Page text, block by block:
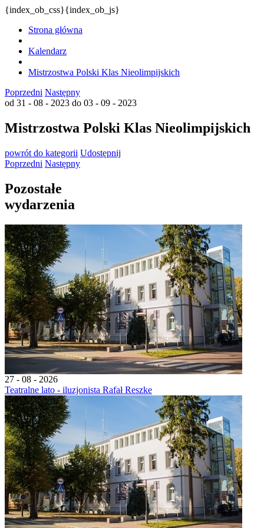
{index_ob_css}{index_ob_js}
Strona główna
Kalendarz
Mistrzostwa Polski Klas Nieolimpijskich
Poprzedni Następny
od 31 - 08 - 2023 do 03 - 09 - 2023
Mistrzostwa Polski Klas Nieolimpijskich
powrót do kategorii Udostępnij
Poprzedni Następny
Pozostałe
wydarzenia
27 - 08 - 2026
Teatralne lato - iluzjonista Rafał Reszke